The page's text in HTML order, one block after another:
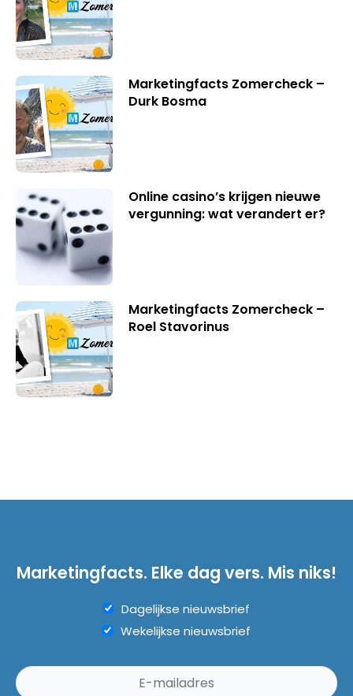
Marketingfacts Zomercheck –
Durk Bosma
Online casino’s krijgen nieuwe
vergunning: wat verandert er?
Marketingfacts Zomercheck –
Roel Stavorinus
Marketingfacts. Elke dag vers. Mis niks!
Dagelijkse nieuwsbrief
Wekelijkse nieuwsbrief